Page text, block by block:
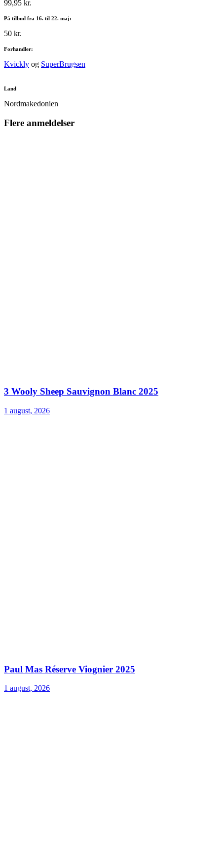
99,95 kr.
På tilbud fra 16. til 22. maj:
50 kr.
Forhandler:
Kvickly og SuperBrugsen
Land
Nordmakedonien
Flere anmeldelser
3 Wooly Sheep Sauvignon Blanc 2025
1 august, 2026
Paul Mas Réserve Viognier 2025
1 august, 2026